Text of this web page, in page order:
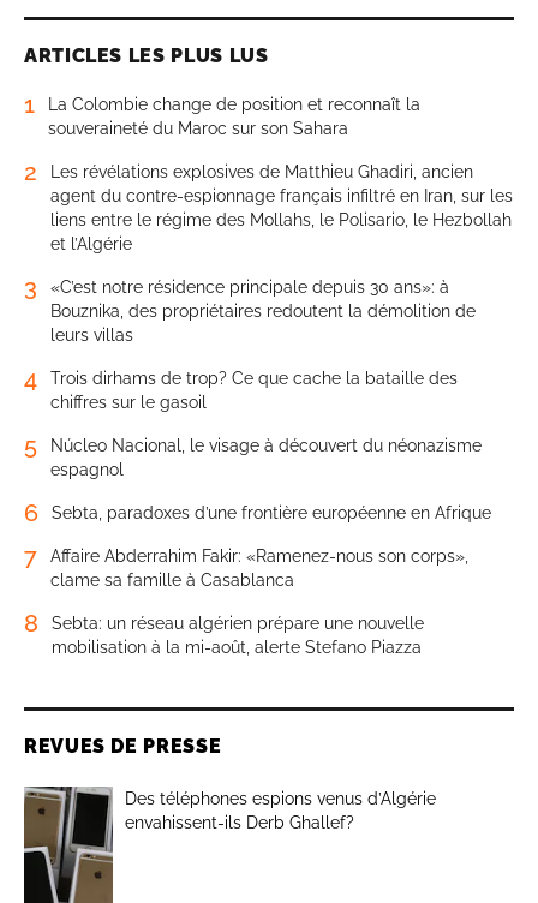
ARTICLES LES PLUS LUS
1
La Colombie change de position et reconnaît la
souveraineté du Maroc sur son Sahara
2
Les révélations explosives de Matthieu Ghadiri, ancien
agent du contre-espionnage français infiltré en Iran, sur les
liens entre le régime des Mollahs, le Polisario, le Hezbollah
et l’Algérie
3
«C’est notre résidence principale depuis 30 ans»: à
Bouznika, des propriétaires redoutent la démolition de
leurs villas
4
Trois dirhams de trop? Ce que cache la bataille des
chiffres sur le gasoil
5
Núcleo Nacional, le visage à découvert du néonazisme
espagnol
6 Sebta, paradoxes d’une frontière européenne en Afrique
7
Affaire Abderrahim Fakir: «Ramenez-nous son corps»,
clame sa famille à Casablanca
8
Sebta: un réseau algérien prépare une nouvelle
mobilisation à la mi-août, alerte Stefano Piazza
REVUES DE PRESSE
Des téléphones espions venus d’Algérie
envahissent-ils Derb Ghallef?